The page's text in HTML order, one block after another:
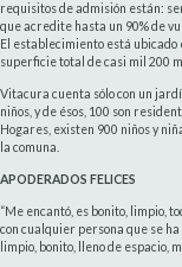
requisitos de admisión están:
que acredite hasta un 90% de
El establecimiento está
superficie total de casi mil 200
Vitacura cuenta sólo con un
niños, y de ésos, 100 son
Hogares, existen 900 niños y
la comuna.
APODERADOS FELICES
“Me encantó, es bonito, limpio,
con cualquier persona que se
limpio, bonito, lleno de espacio,